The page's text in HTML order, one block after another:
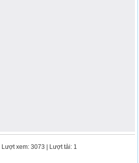
| Lượt xem: 3073 | Lượt tải: 1